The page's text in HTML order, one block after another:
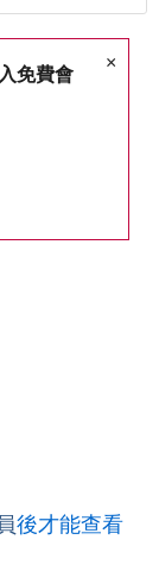
×
免費會
後才能查看